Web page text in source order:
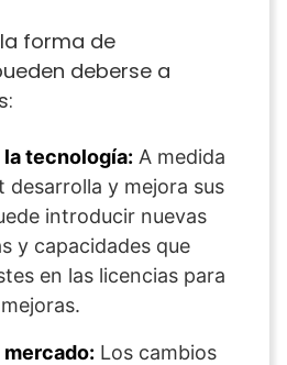
forma de
deberse a
tecnología: A medida
desarrolla y mejora sus
introducir nuevas
y capacidades que
en las licencias para
mercado: Los cambios